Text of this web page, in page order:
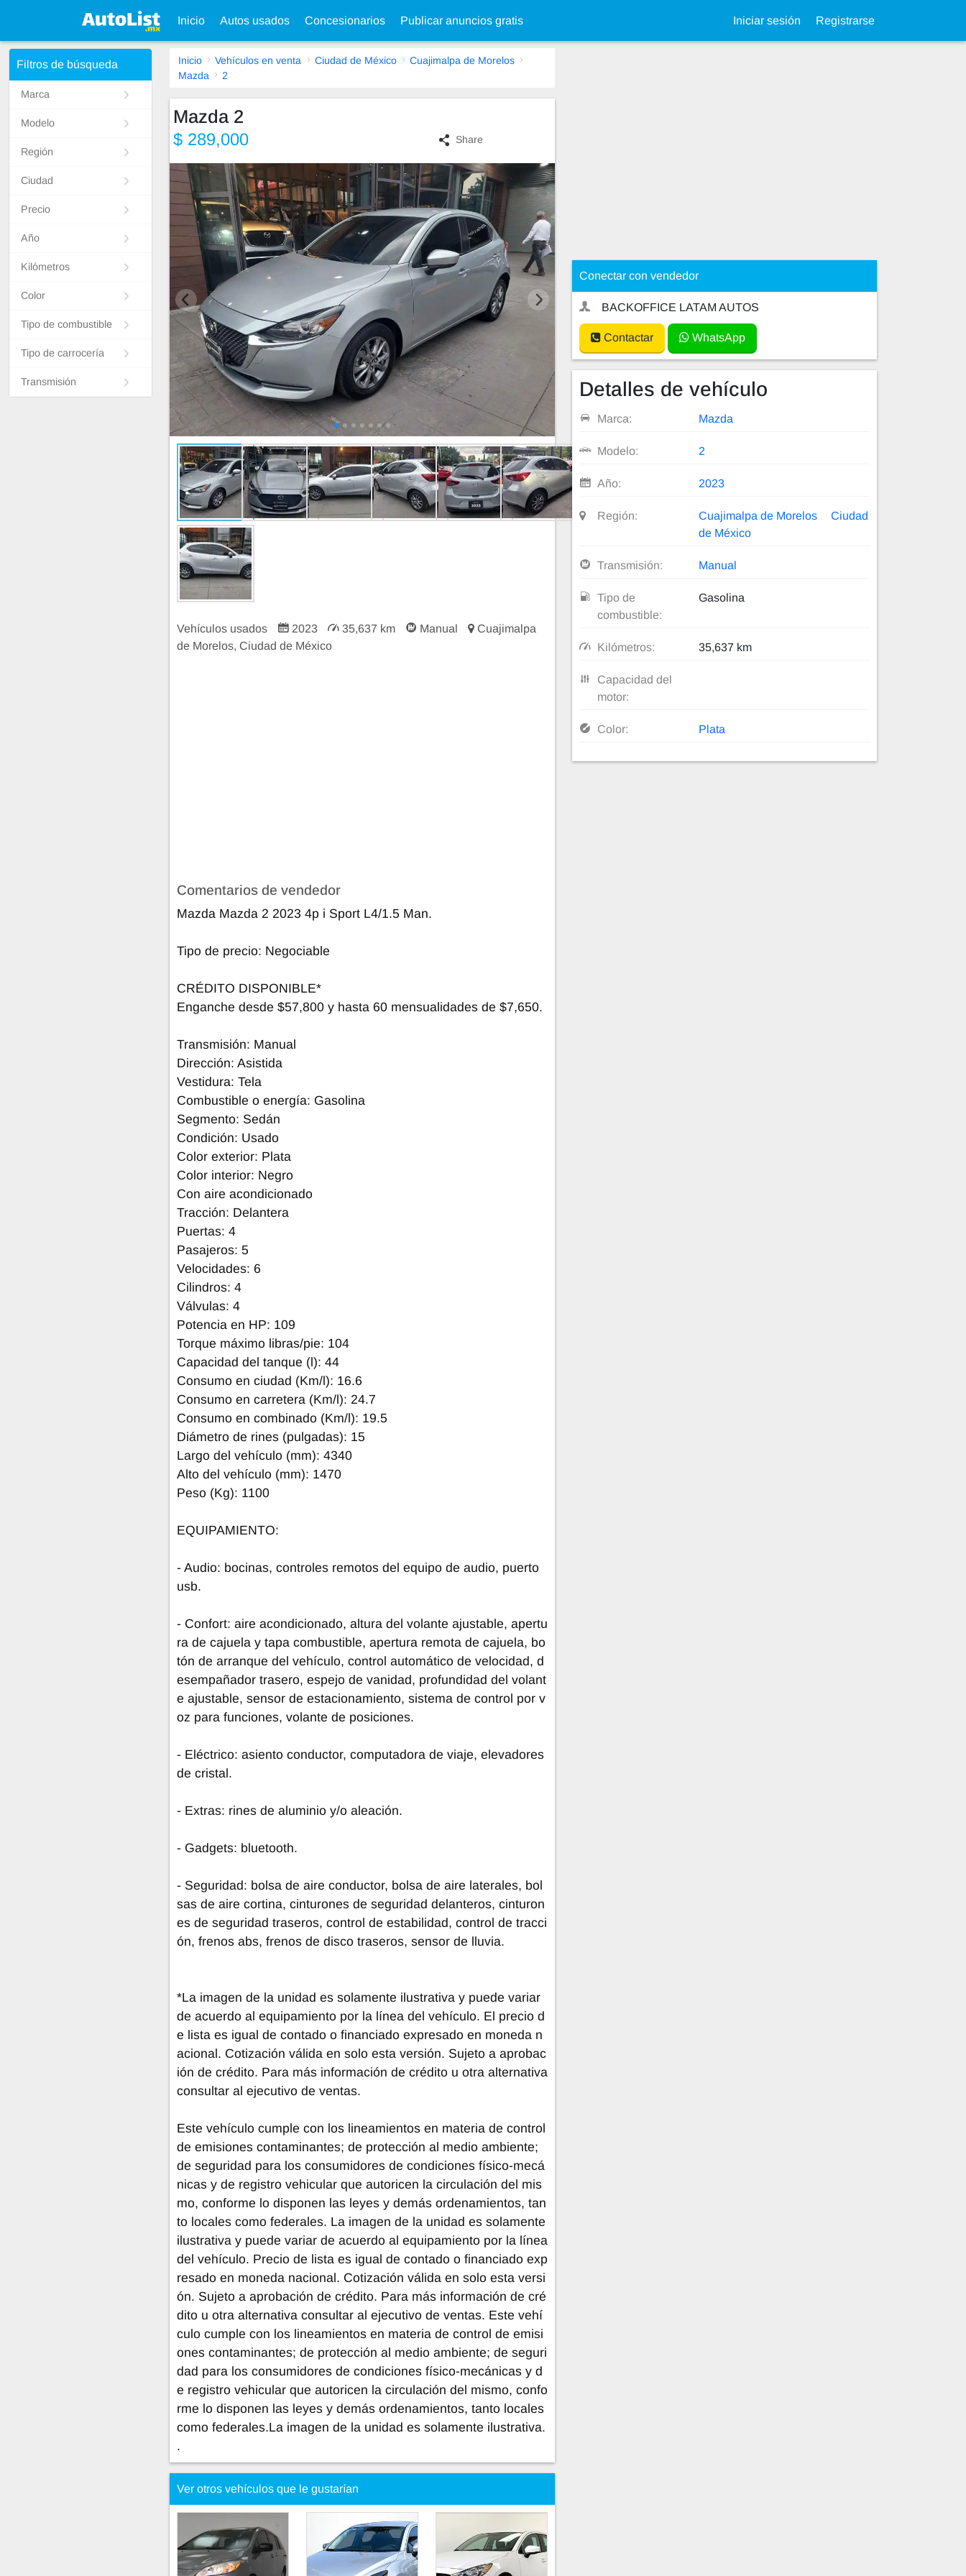
Inicio Autos usados Concesionarios Publicar anuncios gratis Iniciar sesión Registrarse
Filtros de búsqueda
Marca
Modelo
Región
Ciudad
Precio
Año
Kilómetros
Color
Tipo de combustible
Tipo de carrocería
Transmisión
Inicio Vehículos en venta Ciudad de México
Cuajimalpa de Morelos
Mazda
2
Mazda 2
$ 289,000 Share
Vehículos usados 2023 35,637 km Manual
Cuajimalpa
de Morelos, Ciudad de México
Comentarios de vendedor
Mazda Mazda 2 2023 4p i Sport L4/1.5 Man.
Tipo de precio: Negociable
CRÉDITO DISPONIBLE*
Enganche desde $57,800 y hasta 60 mensualidades de $7,650.
Transmisión: Manual
Dirección: Asistida
Vestidura: Tela
Combustible o energía: Gasolina
Segmento: Sedán
Condición: Usado
Color exterior: Plata
Color interior: Negro
Con aire acondicionado
Tracción: Delantera
Puertas: 4
Pasajeros: 5
Velocidades: 6
Cilindros: 4
Válvulas: 4
Potencia en HP: 109
Torque máximo libras/pie: 104
Capacidad del tanque (l): 44
Consumo en ciudad (Km/l): 16.6
Consumo en carretera (Km/l): 24.7
Consumo en combinado (Km/l): 19.5
Diámetro de rines (pulgadas): 15
Largo del vehículo (mm): 4340
Alto del vehículo (mm): 1470
Peso (Kg): 1100
EQUIPAMIENTO:
- Audio: bocinas, controles remotos del equipo de audio, puerto
usb.
- Confort: aire acondicionado, altura del volante ajustable, apertu
ra de cajuela y tapa combustible, apertura remota de cajuela, bo
tón de arranque del vehículo, control automático de velocidad, d
esempañador trasero, espejo de vanidad, profundidad del volant
e ajustable, sensor de estacionamiento, sistema de control por v
oz para funciones, volante de posiciones.
- Eléctrico: asiento conductor, computadora de viaje, elevadores
de cristal.
- Extras: rines de aluminio y/o aleación.
- Gadgets: bluetooth.
- Seguridad: bolsa de aire conductor, bolsa de aire laterales, bol
sas de aire cortina, cinturones de seguridad delanteros, cinturon
es de seguridad traseros, control de estabilidad, control de tracci
ón, frenos abs, frenos de disco traseros, sensor de lluvia.
*La imagen de la unidad es solamente ilustrativa y puede variar
de acuerdo al equipamiento por la línea del vehículo. El precio d
e lista es igual de contado o financiado expresado en moneda n
acional. Cotización válida en solo esta versión. Sujeto a aprobac
ión de crédito. Para más información de crédito u otra alternativa
consultar al ejecutivo de ventas.
Este vehículo cumple con los lineamientos en materia de control
de emisiones contaminantes; de protección al medio ambiente;
de seguridad para los consumidores de condiciones físico-mecá
nicas y de registro vehicular que autoricen la circulación del mis
mo, conforme lo disponen las leyes y demás ordenamientos, tan
to locales como federales. La imagen de la unidad es solamente
ilustrativa y puede variar de acuerdo al equipamiento por la línea
del vehículo. Precio de lista es igual de contado o financiado exp
resado en moneda nacional. Cotización válida en solo esta versi
ón. Sujeto a aprobación de crédito. Para más información de cré
dito u otra alternativa consultar al ejecutivo de ventas. Este vehí
culo cumple con los lineamientos en materia de control de emisi
ones contaminantes; de protección al medio ambiente; de seguri
dad para los consumidores de condiciones físico-mecánicas y d
e registro vehicular que autoricen la circulación del mismo, confo
rme lo disponen las leyes y demás ordenamientos, tanto locales
como federales.La imagen de la unidad es solamente ilustrativa.
.
Conectar con vendedor
BACKOFFICE LATAM AUTOS
Contactar WhatsApp
Detalles de vehículo
Marca: Mazda
Modelo: 2
Año: 2023
Región: Cuajimalpa de Morelos
Ciudad
de México
Transmisión: Manual
Tipo de
combustible:
Gasolina
Kilómetros: 35,637 km
Capacidad del
motor:
Color: Plata
Ver otros vehículos que le gustarían